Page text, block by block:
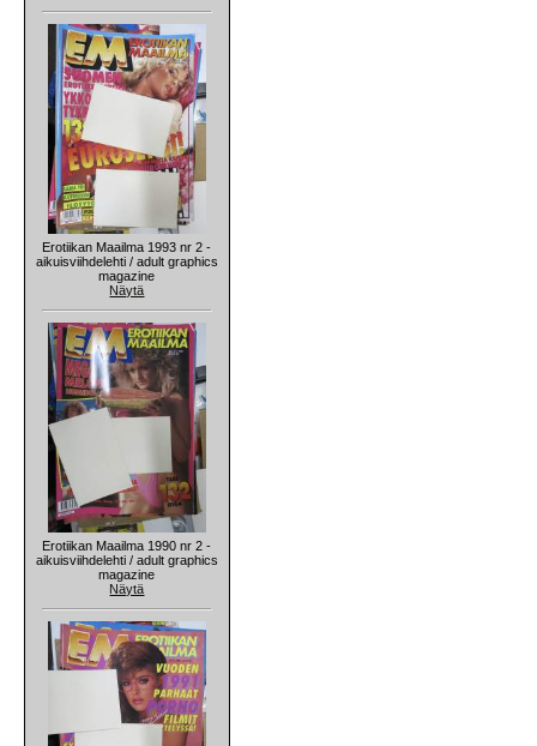
Erotiikan Maailma 1993 nr 2 -
aikuisviihdelehti / adult graphics
magazine
Näytä
Erotiikan Maailma 1990 nr 2 -
aikuisviihdelehti / adult graphics
magazine
Näytä